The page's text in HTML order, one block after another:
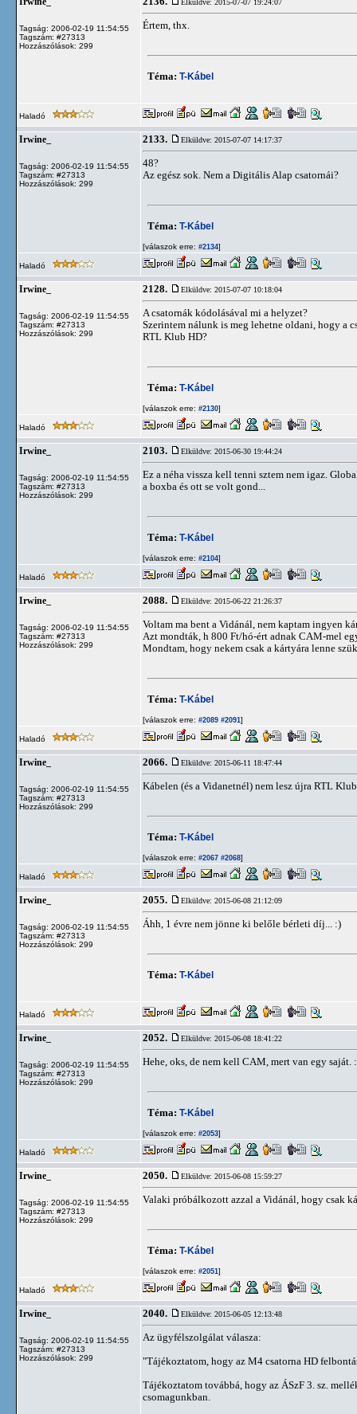
Tagság: 2006-02-19 11:54:55
Tagszám: #27313
Hozzászólások: 299
Elküldve: 2015-07-07 19:24:07
Értem, thx.
Téma: T-Kábel
Haladó
Irwine_
Tagság: 2006-02-19 11:54:55
Tagszám: #27313
Hozzászólások: 299
2133. Elküldve: 2015-07-07 14:17:37
48?
Az egész sok. Nem a Digitális Alap csatornái?
Téma: T-Kábel
[válaszok erre: #2134]
Haladó
Irwine_
Tagság: 2006-02-19 11:54:55
Tagszám: #27313
Hozzászólások: 299
2128. Elküldve: 2015-07-07 10:18:04
A csatornák kódolásával mi a helyzet?
Szerintem nálunk is meg lehetne oldani, hogy a
RTL Klub HD?
Téma: T-Kábel
[válaszok erre: #2130]
Haladó
Irwine_
Tagság: 2006-02-19 11:54:55
Tagszám: #27313
Hozzászólások: 299
2103. Elküldve: 2015-06-30 19:44:24
Ez a néha vissza kell tenni sztem nem igaz.
a boxba és ott se volt gond...
Téma: T-Kábel
[válaszok erre: #2104]
Haladó
Irwine_
Tagság: 2006-02-19 11:54:55
Tagszám: #27313
Hozzászólások: 299
2088. Elküldve: 2015-06-22 21:26:37
Voltam ma bent a Vidánál, nem kaptam ingyen
Azt mondták, h 800 Ft/hó-ért adnak CAM-mel
Mondtam, hogy nekem csak a kártyára lenne
Téma: T-Kábel
[válaszok erre: #2089 #2091]
Haladó
Irwine_
Tagság: 2006-02-19 11:54:55
Tagszám: #27313
Hozzászólások: 299
2066. Elküldve: 2015-06-11 18:47:44
Kábelen (és a Vidanetnél) nem lesz újra RTL
Téma: T-Kábel
[válaszok erre: #2067 #2068]
Haladó
Irwine_
Tagság: 2006-02-19 11:54:55
Tagszám: #27313
Hozzászólások: 299
2055. Elküldve: 2015-06-08 21:12:09
Áhh, 1 évre nem jönne ki belőle bérleti díj... :)
Téma: T-Kábel
Haladó
Irwine_
Tagság: 2006-02-19 11:54:55
Tagszám: #27313
Hozzászólások: 299
2052. Elküldve: 2015-06-08 18:41:22
Hehe, oks, de nem kell CAM, mert van egy saját.
Téma: T-Kábel
[válaszok erre: #2053]
Haladó
Irwine_
Tagság: 2006-02-19 11:54:55
Tagszám: #27313
Hozzászólások: 299
2050. Elküldve: 2015-06-08 15:59:27
Valaki próbálkozott azzal a Vidánál, hogy csak
Téma: T-Kábel
[válaszok erre: #2051]
Haladó
Irwine_
Tagság: 2006-02-19 11:54:55
Tagszám: #27313
Hozzászólások: 299
2040. Elküldve: 2015-06-05 12:13:48
Az ügyfélszolgálat válasza:
"Tájékoztatom, hogy az M4 csatorna HD
Tájékoztatom továbbá, hogy az ÁSzF 3. sz.
csomagunkban.